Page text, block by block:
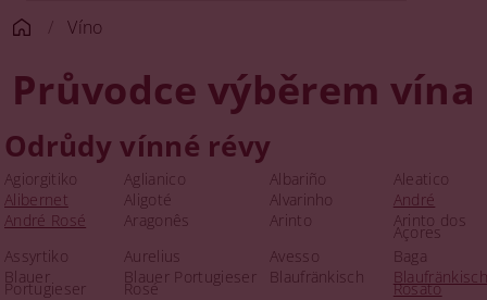
Víno
Průvodce výběrem vína
Odrůdy vínné révy
Agiorgitiko Aglianico Albariño
Aleatico
Alibernet
Aligoté Alvarinho
André
André Rosé
Aragonês Arinto Arinto dos
Açores
Assyrtiko
Aurelius Avesso
Baga
Blauer
Portugieser
Blauer Portugieser
Rosé
Blaufränkisch Blaufränkisch
Rosato